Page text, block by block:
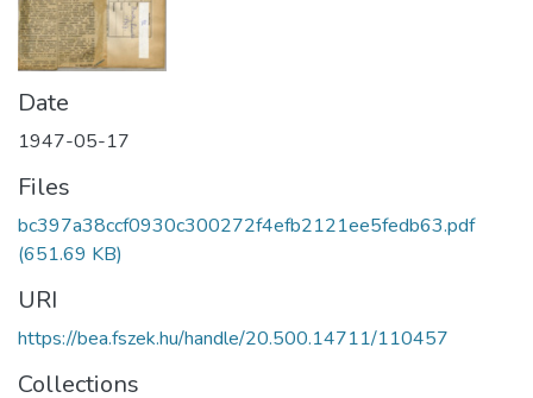
Date
1947-05-17
Files
bc397a38ccf0930c300272f4efb2121ee5fedb63.pdf
(651.69 KB)
URI
https://bea.fszek.hu/handle/20.500.14711/110457
Collections